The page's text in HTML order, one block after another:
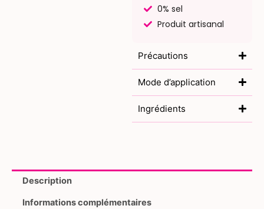
0% sel
Produit artisanal
Précautions
Mode d’application
Ingrédients
Description
Informations complémentaires